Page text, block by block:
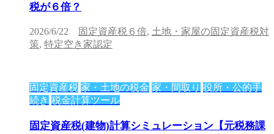
税が６倍？
2026/6/22 固定資産税６倍, 土地・家屋の固定資産税対
策, 特定空き家認定
固定資産税 家・土地の税金 家・間取り 役所・公的手
続き 税金計算ツール
固定資産税(建物)計算シミュレーション【元税務課